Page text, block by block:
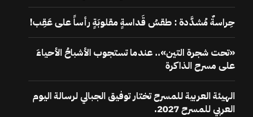
حِراسةٌ مُشدَّدة : طقسُ قَداسةٍ مقلوبَةٍ رأساً على عَقِب!
«تحت شجرة التين».. عندما تستجوب الأشباحُ الأحياءَ
على مسرح الذاكرة
الهيئة العربية للمسرح تختار توفيق الجبالي لرسالة اليوم
العربي للمسرح 2027.